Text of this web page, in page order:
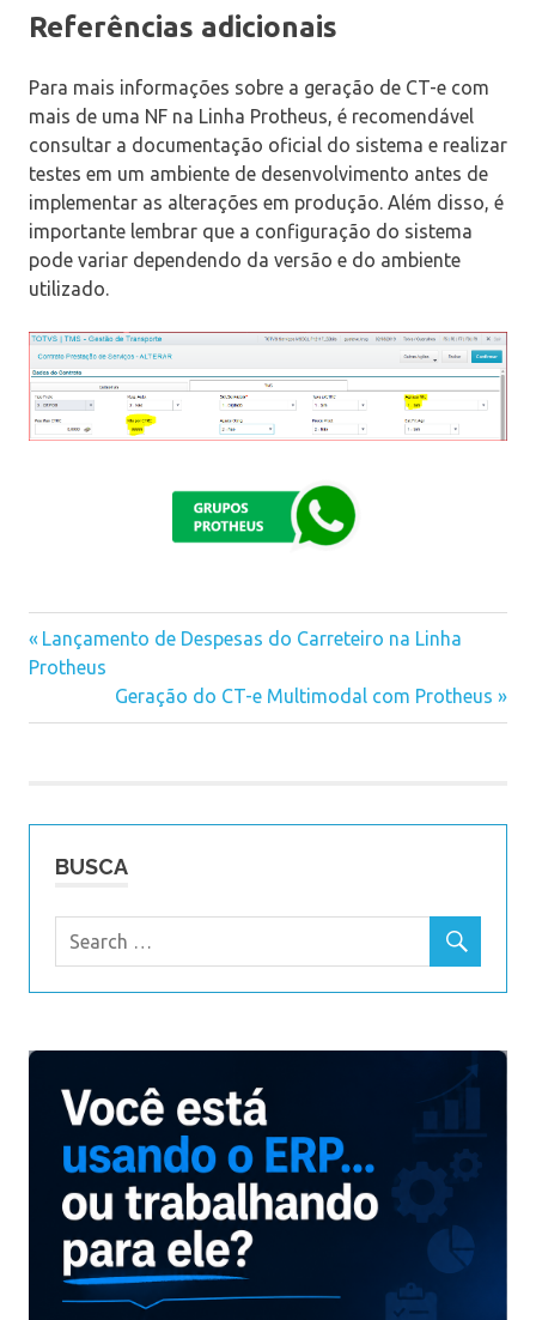
Referências adicionais
Para mais informações sobre a geração de CT-e com
mais de uma NF na Linha Protheus, é recomendável
consultar a documentação oficial do sistema e realizar
testes em um ambiente de desenvolvimento antes de
implementar as alterações em produção. Além disso, é
importante lembrar que a configuração do sistema
pode variar dependendo da versão e do ambiente
utilizado.
Navegação
Previous
Post:
Lançamento de Despesas do Carreteiro na Linha
Protheus
Next
Post:
Geração do CT-e Multimodal com Protheus
BUSCA